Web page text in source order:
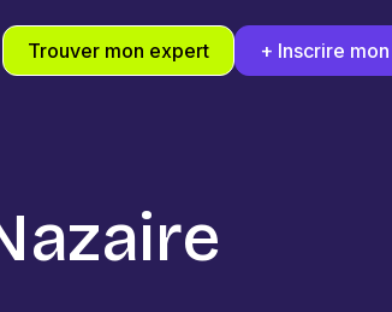
Trouver mon expert + Inscrire